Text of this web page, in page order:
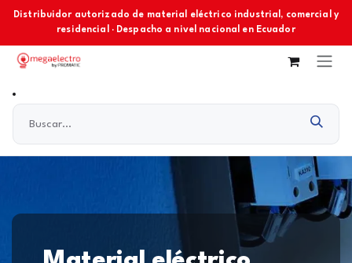
Ir al contenido
Distribuidor autorizado de material eléctrico industrial, comercial y
residencial · Despacho a nivel nacional en Ecuador